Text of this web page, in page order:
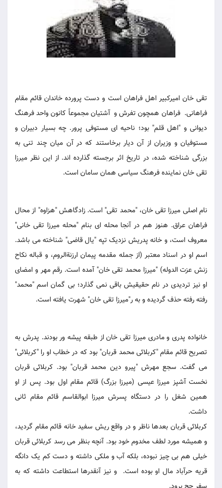
تقی خان امیرکبیر اهل فراهان است و دست پرورده خاندان قائم مقام
فراهانی. فراهان همچون تفرش و آشتیان مجموعاً کانون واحد فرهنگ
دیوانی و "اهل قلم" بود؛ ناحیه ای مستوفی پرور. چه بسیار دبیران و
مستوفیان و وزیران از آن دیار برخاستند که در آن میان چند تنی به
بزرگی شناخته شده، در تاریخ اثر برجسته گذارده اند. از این نظر میرزا
تقی خان نماینده فرهنگ سیاسی همان سامان است.
نام اصلی میرزا تقی خان، "محمد تقی" است. زادگاهش "هزاوه" از محال
فراهان عراق. هنوز هم در آنجا محله ای بنام "محله میرزا تقی خانی"
معروف است، و خانه پدریش نزدیک تپه "یال قاضی" شناخته می باشد.
اسم او در اسناد معتبر (از جمله مقدمه پیمان ارزنةالروم، و قباله نکاح
زنش عزت الدوله) "میرزا محمد تقی خان" آمده است. رقم مهر و امضای
او نیز تردیدی در نام حقیقیش باقی نمی گذارد؛ بی گمان اسم "محمد"
رفته رفته حذف گردیده و به ر"میرزا تقی خان" شهرت یافته است.
خانواده پدری و مادری میرزا تقی خان از طبقه پیشه ور بودند. پدرش به
تصریح قائم مقام "کربلائی محمد قربان" بود که در خطاب او را "کربلائی"
می گفت. سجع مهرش "پیرو دین محمد قربان" بود. کربلائی قربان
نخست آشپز میرزا عیسی (میرزا بزرگ) قائم مقام اول بود. پس از او
همین شغل را در دستگاه پسرش میرزا ابوالقاسم قائم مقام ثانی
داشت.
کربلائی قربان بعدها ناظر و در واقع ریش سفید خانه قائم مقام گردید،
و همیشه مورد لطف مخدوم خود بود. آنچه بنظر می رسد کربلائی قربان
خیلی هم بی چیز نبوده، بلکه آب و ملکی داشته و دست کم یک دانگه
قریه حرآباد مال او بوده است. و نیز آنقدرها استطاعت داشته که به